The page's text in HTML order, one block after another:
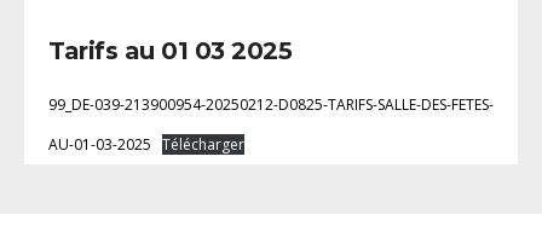
Tarifs au 01 03 2025
99_DE-039-213900954-20250212-D0825-TARIFS-SALLE-DES-FETES-
AU-01-03-2025 Télécharger